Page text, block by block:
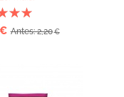
€ Antes: 2,20€